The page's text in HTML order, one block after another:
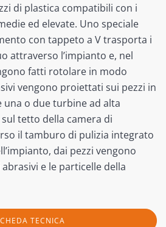
di plastica compatibili con i
ed elevate. Uno speciale
con tappeto a V trasporta i
attraverso l’impianto e, nel
fatti rotolare in modo
vengono proiettati sui pezzi in
o due turbine ad alta
tetto della camera di
il tamburo di pulizia integrato
dai pezzi vengono
e le particelle della
TECNICA